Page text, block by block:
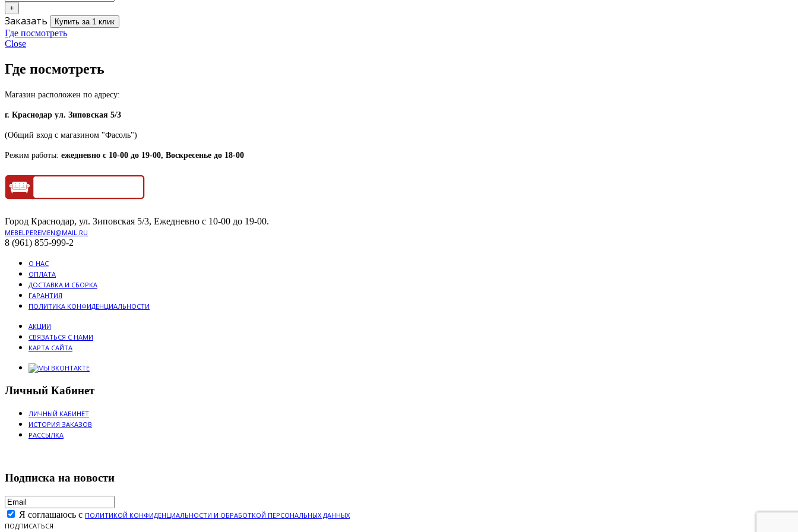
Заказать Купить за 1 клик
Где посмотреть
Close
Где посмотреть
Магазин расположен по адресу:
г. Краснодар ул. Зиповская 5/3
(Общий вход с магазином "Фасоль")
Режим работы: ежедневно с 10-00 до 19-00, Воскресенье до 18-00
Город Краснодар, ул. Зиповская 5/3, Ежедневно с 10-00 до 19-00.
MEBELPEREMEN@MAIL.RU
8 (961) 855-999-2
О НАС
ОПЛАТА
ДОСТАВКА И СБОРКА
ГАРАНТИЯ
ПОЛИТИКА КОНФИДЕНЦИАЛЬНОСТИ
АКЦИИ
СВЯЗАТЬСЯ С НАМИ
КАРТА САЙТА
Личный Кабинет
ЛИЧНЫЙ КАБИНЕТ
ИСТОРИЯ ЗАКАЗОВ
РАССЫЛКА
Подписка на новости
Я соглашаюсь с ПОЛИТИКОЙ КОНФИДЕНЦИАЛЬНОСТИ И ОБРАБОТКОЙ ПЕРСОНАЛЬНЫХ ДАННЫХ
ПОДПИСАТЬСЯ